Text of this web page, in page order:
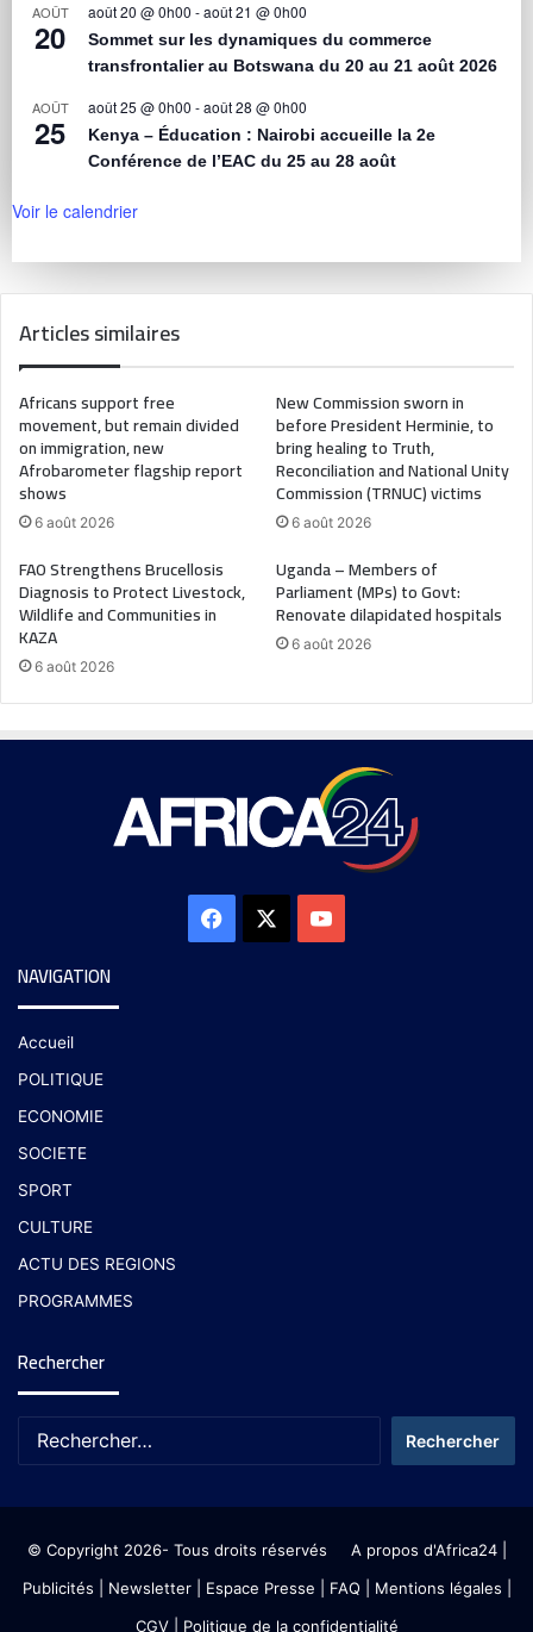
AOÛT
20
août 20 @ 0h00 -août 21 @ 0h00
Sommet sur les dynamiques du commerce
transfrontalier au Botswana du 20 au 21 août 2026
AOÛT
25
août 25 @ 0h00 -août 28 @ 0h00
Kenya – Éducation : Nairobi accueille la 2e
Conférence de l’EAC du 25 au 28 août
Voir le calendrier
Articles similaires
Africans support free
movement, but remain divided
on immigration, new
Afrobarometer flagship report
shows
6 août 2026
New Commission sworn in
before President Herminie, to
bring healing to Truth,
Reconciliation and National Unity
Commission (TRNUC) victims
6 août 2026
FAO Strengthens Brucellosis
Diagnosis to Protect Livestock,
Wildlife and Communities in
KAZA
6 août 2026
Uganda – Members of
Parliament (MPs) to Govt:
Renovate dilapidated hospitals
6 août 2026
NAVIGATION
Accueil
POLITIQUE
ECONOMIE
SOCIETE
SPORT
CULTURE
ACTU DES REGIONS
PROGRAMMES
Rechercher
© Copyright 2026- Tous droits réservés A propos d'Africa24|
Publicités
Newsletter| Espace Presse | FAQ | Mentions légales
CGV| Politique de la confidentialité